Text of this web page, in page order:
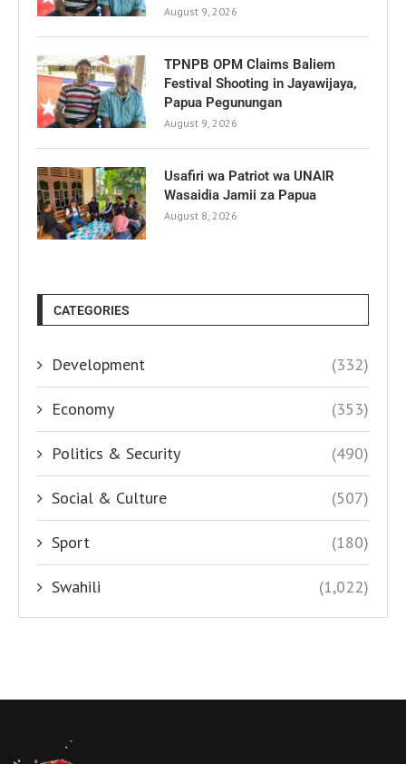
August 9, 2026
TPNPB OPM Claims Baliem
Festival Shooting in Jayawijaya,
Papua Pegunungan
August 9, 2026
Usafiri wa Patriot wa UNAIR
Wasaidia Jamii za Papua
August 8, 2026
CATEGORIES
Development (332)
Economy (353)
Politics & Security (490)
Social & Culture (507)
Sport (180)
Swahili (1,022)